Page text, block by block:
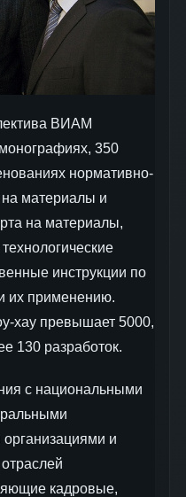
ВИАМ
350
нормативно-
на материалы и
на материалы,
инструкции по
их применению.
хау превышает 5000,
130 разработок.
с национальными
и
кадровые,